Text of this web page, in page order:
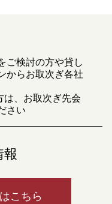
ご検討の方や貸し
からお取次ぎ各社
、お取次ぎ先会
さい
報
こちら